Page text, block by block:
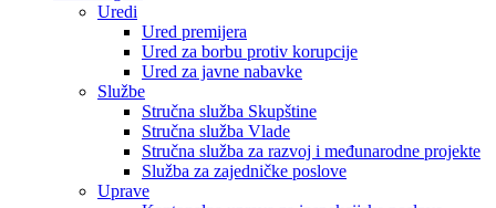
Uredi
Ured premijera
Ured za borbu protiv korupcije
Ured za javne nabavke
Službe
Stručna služba Skupštine
Stručna služba Vlade
Stručna služba za razvoj i međunarodne projekte
Služba za zajedničke poslove
Uprave